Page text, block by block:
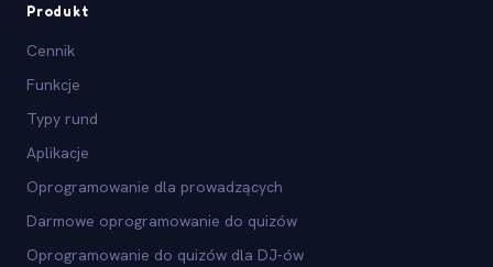
Produkt
Cennik
Funkcje
Typy rund
Aplikacje
Oprogramowanie dla prowadzących
Darmowe oprogramowanie do quizów
Oprogramowanie do quizów dla DJ-ów